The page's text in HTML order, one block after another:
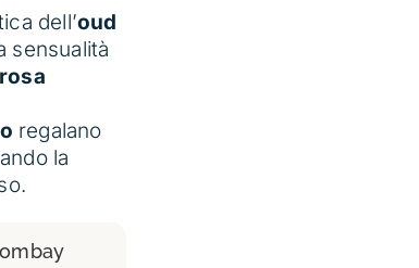
dell’oud
sensualità
rosa
regalano
la